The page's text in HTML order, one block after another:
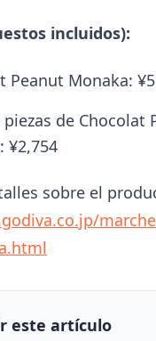
incluidos):
Peanut Monaka:
piezas de Chocolat
¥2,754
sobre el
este artículo